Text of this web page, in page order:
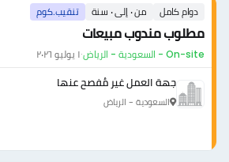
دوام كامل من ٠ إلى ٠ سنة تنقيب.كوم
مطلوب مندوب مبيعات
On-site - السعودية - الرياض ·١ يوليو ٢٠٢٦
جهة العمل غير مُفصح عنها
السعودية - الرياض